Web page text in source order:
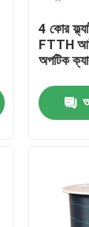
4 কোর
FTTH
অপটিক